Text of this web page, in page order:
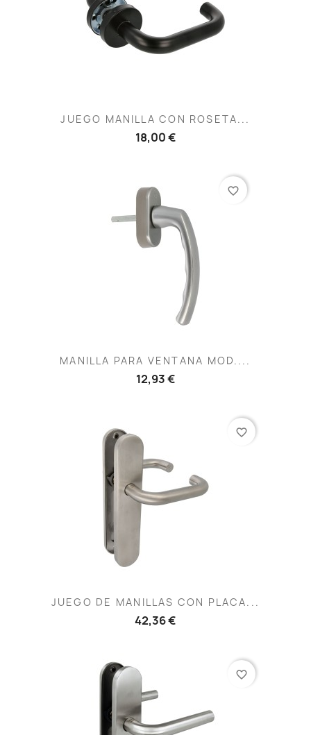
JUEGO MANILLA CON ROSETA...
18,00 €
MANILLA PARA VENTANA MOD....
12,93 €
favorite_border
JUEGO DE MANILLAS CON PLACA...
42,36 €
favorite_border
favorite_border